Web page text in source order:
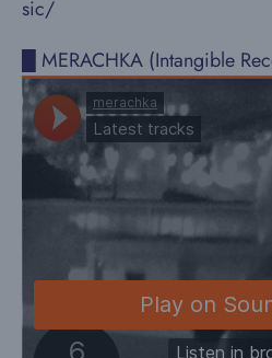
sic/
█ MERACHKA (Intangible